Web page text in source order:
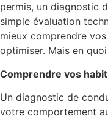
permis, un diagnostic
simple évaluation
mieux comprendre
optimiser. Mais en
Comprendre vos
Un diagnostic de
votre comportement